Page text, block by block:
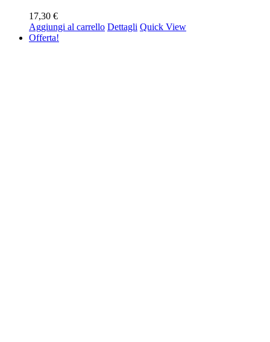
17,30 €
Aggiungi al carrello Dettagli Quick View
Offerta!